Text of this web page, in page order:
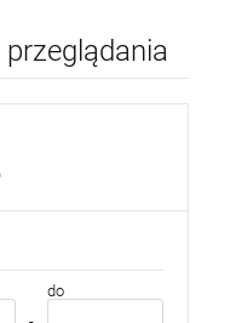
przeglądania
do